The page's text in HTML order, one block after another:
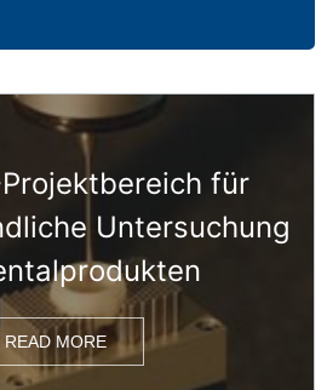
für
Untersuchung
READ MORE